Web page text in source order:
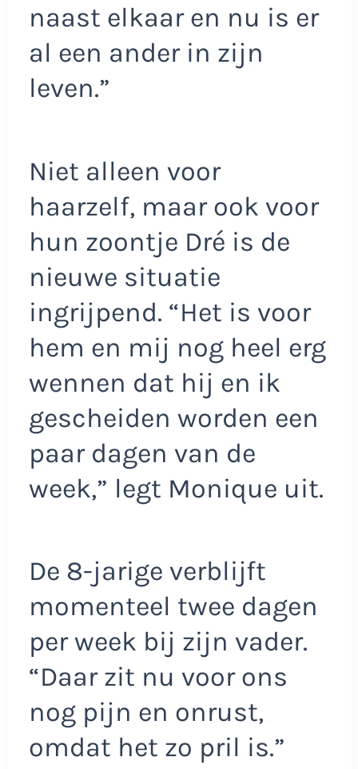
naast elkaar en nu is er
al een ander in zijn
leven.”
Niet alleen voor
haarzelf, maar ook voor
hun zoontje Dré is de
nieuwe situatie
ingrijpend. “Het is voor
hem en mij nog heel erg
wennen dat hij en ik
gescheiden worden een
paar dagen van de
week,” legt Monique uit.
De 8-jarige verblijft
momenteel twee dagen
per week bij zijn vader.
“Daar zit nu voor ons
nog pijn en onrust,
omdat het zo pril is.”